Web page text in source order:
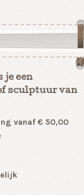
je een
sculptuur van
vanaf € 50,00